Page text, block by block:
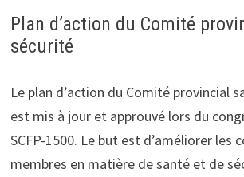
Plan d’action du Comité
sécurité
Le plan d’action du Comité provincial
est mis à jour et approuvé lors du
SCFP-1500. Le but est d’améliorer les
membres en matière de santé et de